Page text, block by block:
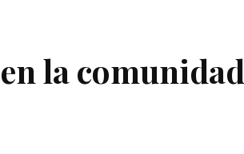
la comunidad